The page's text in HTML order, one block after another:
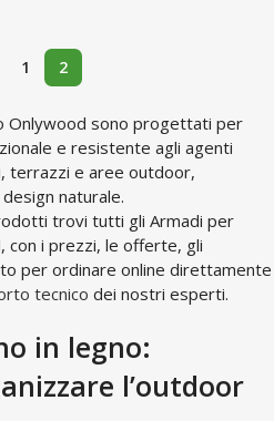
1 2
Onlywood sono progettati per
e resistente agli agenti
terrazzi e aree outdoor,
naturale.
trovi tutti gli Armadi per
con i prezzi, le offerte, gli
per ordinare online direttamente
tecnico dei nostri esperti.
in legno:
l’outdoor